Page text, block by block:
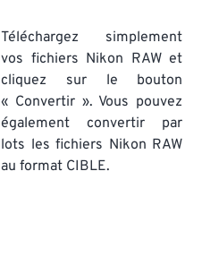
Téléchargez simplement
vos fichiers Nikon RAW et
cliquez sur le bouton
« Convertir ». Vous pouvez
également convertir par
lots les fichiers Nikon RAW
au format CIBLE.